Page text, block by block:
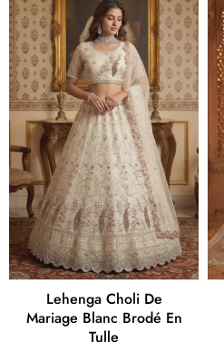
Lehenga Choli De
Mariage Blanc Brodé En
Tulle